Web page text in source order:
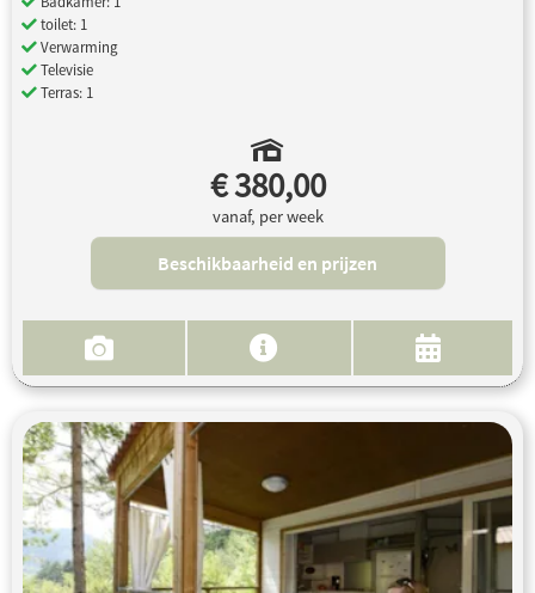
toilet: 1
Verwarming
Televisie
Terras: 1
€ 380,00
vanaf, per week
Beschikbaarheid en prijzen